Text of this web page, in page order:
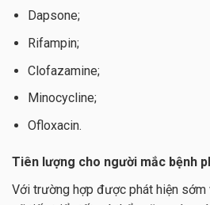
Dapsone;
Rifampin;
Clofazamine;
Minocycline;
Ofloxacin.
Tiên lượng cho người mắc bệnh
Với trường hợp được phát hiện